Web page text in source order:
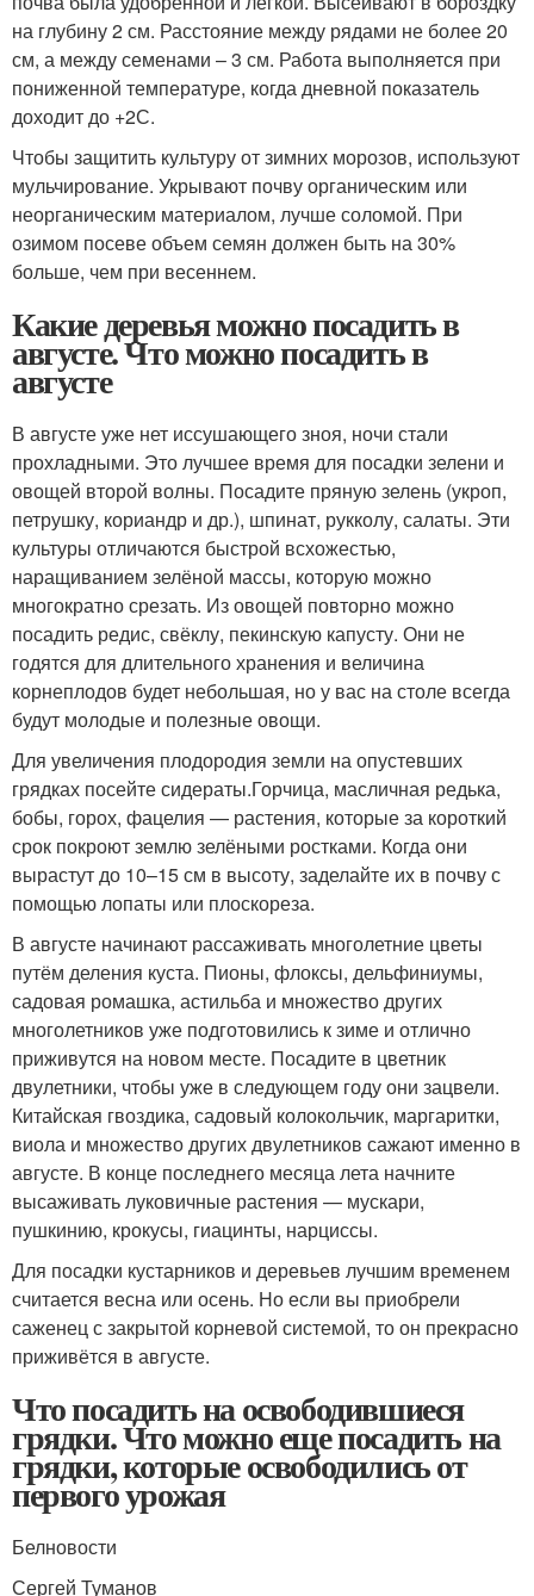
на глубину 2 см. Расстояние между рядами не более 20
см, а между семенами – 3 см. Работа выполняется при
пониженной температуре, когда дневной показатель
доходит до +2С.
Чтобы защитить культуру от зимних морозов, используют
мульчирование. Укрывают почву органическим или
неорганическим материалом, лучше соломой. При
озимом посеве объем семян должен быть на 30%
больше, чем при весеннем.
Какие деревья можно посадить в
августе. Что можно посадить в
августе
В августе уже нет иссушающего зноя, ночи стали
прохладными. Это лучшее время для посадки зелени и
овощей второй волны. Посадите пряную зелень (укроп,
петрушку, кориандр и др.), шпинат, рукколу, салаты. Эти
культуры отличаются быстрой всхожестью,
наращиванием зелёной массы, которую можно
многократно срезать. Из овощей повторно можно
посадить редис, свёклу, пекинскую капусту. Они не
годятся для длительного хранения и величина
корнеплодов будет небольшая, но у вас на столе всегда
будут молодые и полезные овощи.
Для увеличения плодородия земли на опустевших
грядках посейте сидераты.Горчица, масличная редька,
бобы, горох, фацелия — растения, которые за короткий
срок покроют землю зелёными ростками. Когда они
вырастут до 10–15 см в высоту, заделайте их в почву с
помощью лопаты или плоскореза.
В августе начинают рассаживать многолетние цветы
путём деления куста. Пионы, флоксы, дельфиниумы,
садовая ромашка, астильба и множество других
многолетников уже подготовились к зиме и отлично
приживутся на новом месте. Посадите в цветник
двулетники, чтобы уже в следующем году они зацвели.
Китайская гвоздика, садовый колокольчик, маргаритки,
виола и множество других двулетников сажают именно в
августе. В конце последнего месяца лета начните
высаживать луковичные растения — мускари,
пушкинию, крокусы, гиацинты, нарциссы.
Для посадки кустарников и деревьев лучшим временем
считается весна или осень. Но если вы приобрели
саженец с закрытой корневой системой, то он прекрасно
приживётся в августе.
Что посадить на освободившиеся
грядки. Что можно еще посадить на
грядки, которые освободились от
первого урожая
Белновости
Сергей Туманов